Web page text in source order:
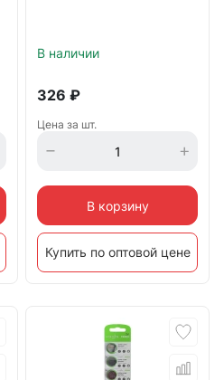
В наличии
326 ₽
Цена за шт.
В корзину
Купить по оптовой цене